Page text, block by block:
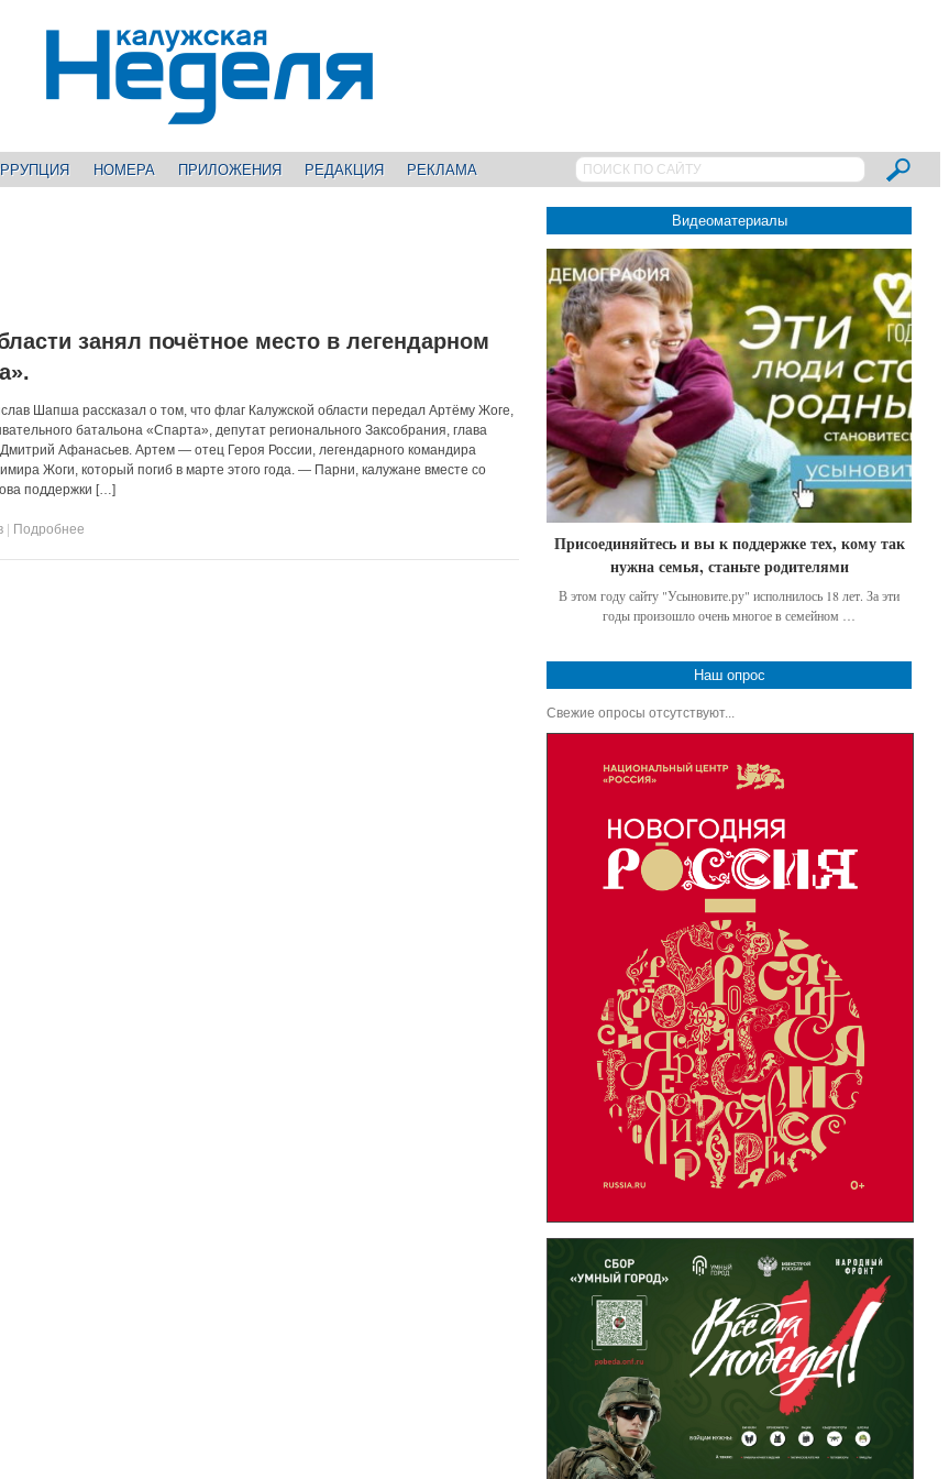
НОМЕРА ПРИЛОЖЕНИЯ РЕДАКЦИЯ РЕКЛАМА
занял почётное место в легендарном
Шапша рассказал о том, что флаг Калужской области передал Артёму Жоге,
батальона «Спарта», депутат регионального Заксобрания, глава
Афанасьев. Артем — отец Героя России, легендарного командира
Жоги, который погиб в марте этого года. — Парни, калужане вместе со
поддержки […]
Подробнее
Видеоматериалы
Присоединяйтесь и вы к поддержке тех, кому так
нужна семья, станьте родителями
В этом году сайту "Усыновите.ру" исполнилось 18 лет. За эти
годы произошло очень многое в семейном …
Наш опрос
Свежие опросы отсутствуют...